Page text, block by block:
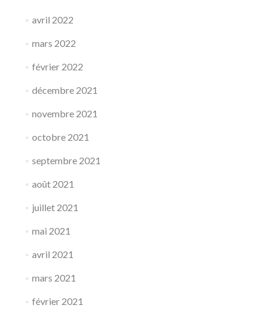
avril 2022
mars 2022
février 2022
décembre 2021
novembre 2021
octobre 2021
septembre 2021
août 2021
juillet 2021
mai 2021
avril 2021
mars 2021
février 2021